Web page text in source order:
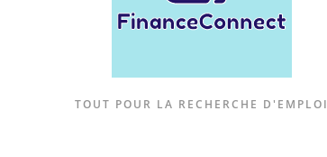
TOUT POUR LA RECHERCHE D'EMPLOI